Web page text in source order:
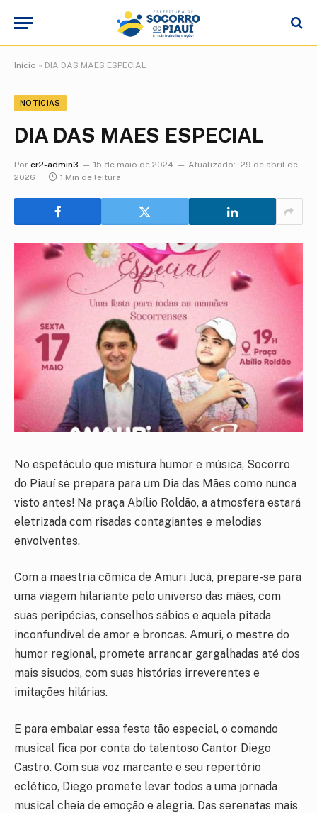
Início » DIA DAS MAES ESPECIAL
NOTÍCIAS
DIA DAS MAES ESPECIAL
Por cr2-admin3 15 de maio de 2024 Atualizado: 29 de abril de
2026
1 Min de leitura
No espetáculo que mistura humor e música, Socorro
do Piauí se prepara para um Dia das Mães como nunca
visto antes! Na praça Abílio Roldão, a atmosfera estará
eletrizada com risadas contagiantes e melodias
envolventes.
Com a maestria cômica de Amuri Jucá, prepare-se para
uma viagem hilariante pelo universo das mães, com
suas peripécias, conselhos sábios e aquela pitada
inconfundível de amor e broncas. Amuri, o mestre do
humor regional, promete arrancar gargalhadas até dos
mais sisudos, com suas histórias irreverentes e
imitações hilárias.
E para embalar essa festa tão especial, o comando
musical fica por conta do talentoso Cantor Diego
Castro. Com sua voz marcante e seu repertório
eclético, Diego promete levar todos a uma jornada
musical cheia de emoção e alegria. Das serenatas mais